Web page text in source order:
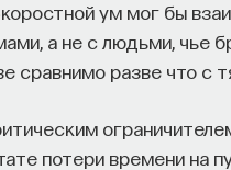
ум мог бы
а не с людьми, чье
сравнимо разве что с
потери времени на